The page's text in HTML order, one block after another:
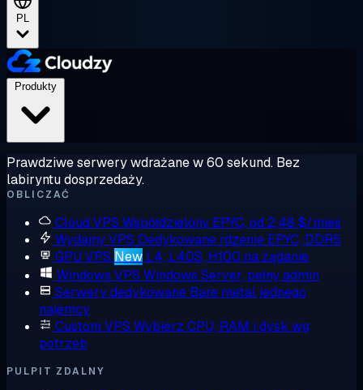
PL
Prawdziwe serwery wdrażane w 60 sekund. Bez
labiryntu dosprzedaży.
OBLICZAĆ
Cloud VPS Współdzielony EPYC, od 2,48 $/mies
Wydajny VPS Dedykowane rdzenie EPYC, DDR5
GPU VPS New L4, L40S, H100 na żądanie
Windows VPS Windows Server, pełny admin
Serwery dedykowane Bare metal jednego
najemcy
Custom VPS Wybierz CPU, RAM i dysk wg
potrzeb
PULPIT ZDALNY